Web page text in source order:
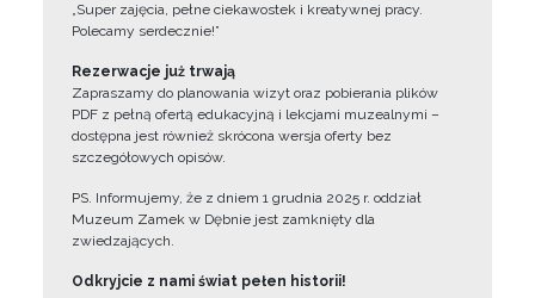
„Super zajęcia, pełne ciekawostek i kreatywnej pracy.
Polecamy serdecznie!”
Rezerwacje już trwają
Zapraszamy do planowania wizyt oraz pobierania plików
PDF z pełną ofertą edukacyjną i lekcjami muzealnymi –
dostępna jest również skrócona wersja oferty bez
szczegółowych opisów.
PS. Informujemy, że z dniem 1 grudnia 2025 r. oddział
Muzeum Zamek w Dębnie jest zamknięty dla
zwiedzających.
Odkryjcie z nami świat pełen historii!